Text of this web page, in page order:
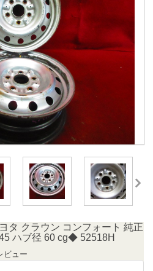
タ クラウン コンフォート 純正
ハブ径 60 cg◆ 52518H
ビュー